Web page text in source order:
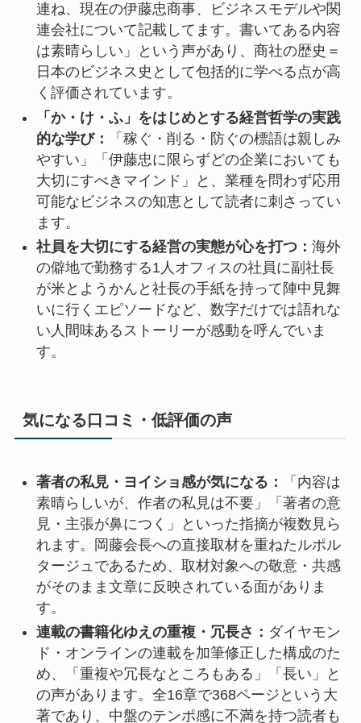
連ね、現在の伊藤忠商事、ビジネスモデルや関
連会社について記載してます。書いてある内容
は素晴らしい」という声があり、商社の歴史＝
日本のビジネス史として包括的に学べる点が高
く評価されています。
「か・け・ふ」をはじめとする経営哲学の実践
的な学び：
「稼ぐ・削る・防ぐの標語は親しみ
やすい」「伊藤忠に限らずどの企業においても
大切にすべきマインド」と、業種を問わず応用
可能なビジネスの知恵として読者に刺さってい
ます。
社員を大切にする経営の実態が心を打つ： 海外
の僻地で勤務する1人オフィスの社員に副社長
が米とようかんと社長の手紙を持って陣中見舞
いに行くエピソードなど、数字だけでは語れな
い人間味あるストーリーが感動を呼んでいま
す。
気になる口コミ・低評価の声
著者の私見・ヨイショ感が気になる：
「内容は
素晴らしいが、作者の私見は不要」「著者の意
見・主張が鼻につく」といった指摘が複数見ら
れます。岡藤会長への直接取材を重ねたルポル
タージュであるため、取材対象への敬意・共感
がそのまま文章に反映されている面がありま
す。
連載の書籍化ゆえの重複・冗長さ： ダイヤモン
ド・オンラインの連載を加筆修正した構成のた
め、「重複や冗長なところもある」「長い」と
の声があります。全16章で368ページという大
著であり、中盤のテンポ感に不満を持つ読者も